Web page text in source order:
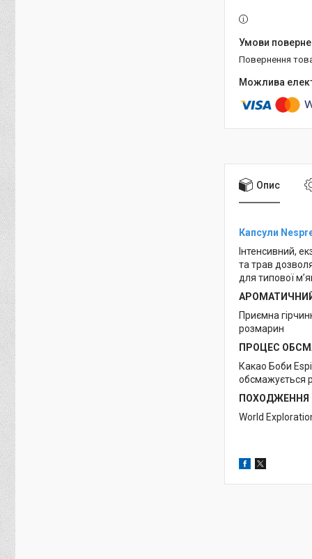
повернення
Опис
Капсули
Інтенсивний,
та трав
для типової
Приємна
розмарин
ПРОЦЕС
Какао Боби
обсмажується
ПОХОДЖЕННЯ
World